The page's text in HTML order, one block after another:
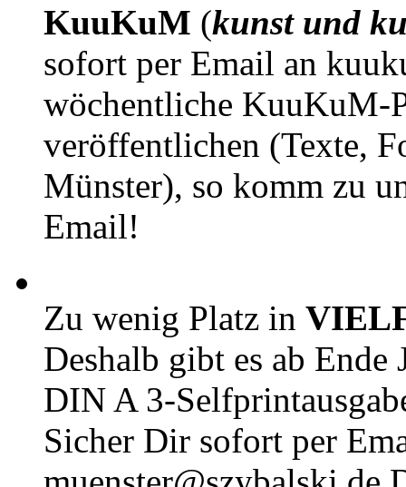
KuuKuM (kunst und
sofort per Email an
wöchentliche KuuKuM-
veröffentlichen (Texte,
Münster), so komm zu
Email!
Zu wenig Platz in
Deshalb gibt es ab Ende
DIN A 3-
Sicher Dir sofort per